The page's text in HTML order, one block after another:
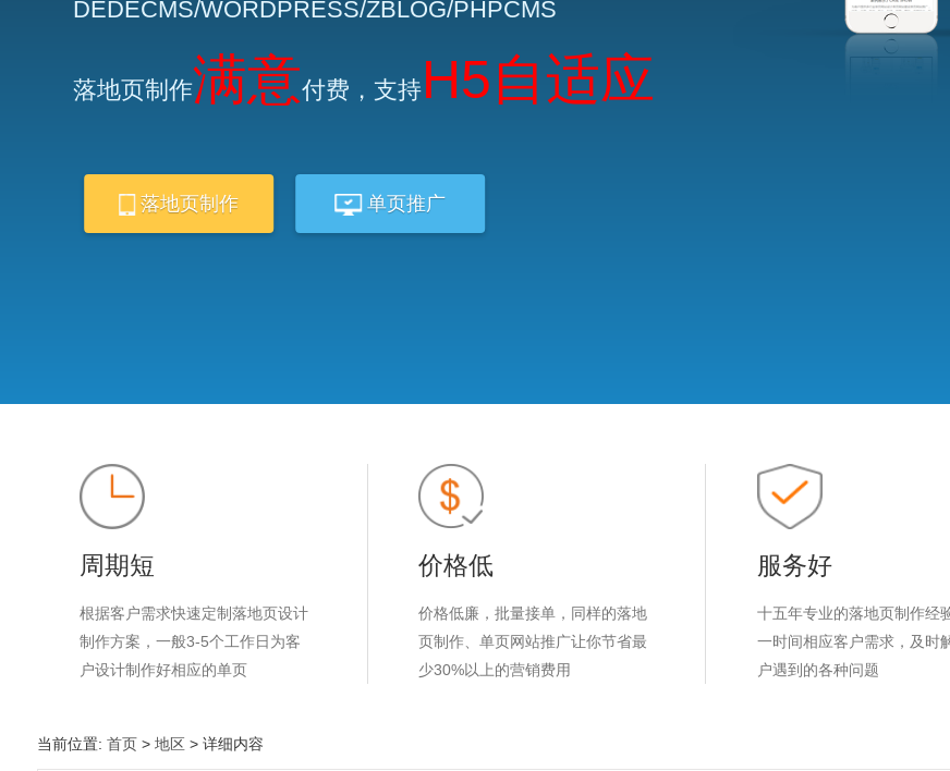
DEDECMS/WORDPRESS/ZBLOG/PHPCMS
落地页制作满意付费，支持H5自适应
落地页制作 单页推广
周期短
根据客户需求快速定制落地页设计
制作方案，一般3-5个工作日为客
户设计制作好相应的单页
价格低
价格低廉，批量接单，同样的落地
页制作、单页网站推广让你节省最
少30%以上的营销费用
服务好
十五年专业的落地页制作经
一时间相应客户需求，及时
户遇到的各种问题
当前位置: 首页> 地区> 详细内容